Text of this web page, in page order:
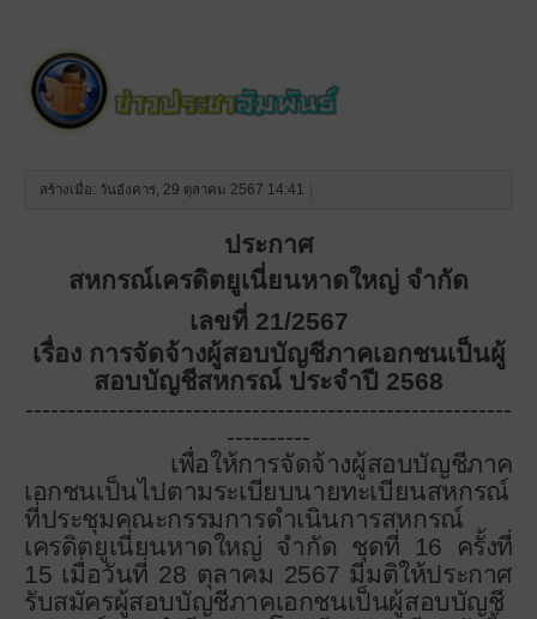
สร้างเมื่อ: วันอังคาร, 29 ตุลาคม 2567 14:41
ประกาศ
สหกรณ์เครดิตยูเนี่ยนหาดใหญ่ จำกัด
เลขที่ 21/2567
เรื่อง การจัดจ้างผู้สอบบัญชีภาคเอกชนเป็นผู้
สอบบัญชีสหกรณ์ ประจำปี 2568
----------------------------------------------------------
----------
เพื่อให้การจัดจ้างผู้สอบบัญชีภาค
เอกชนเป็นไปตามระเบียบนายทะเบียนสหกรณ์
ที่ประชุมคณะกรรมการดำเนินการสหกรณ์
เครดิตยูเนี่ยนหาดใหญ่ จำกัด ชุดที่ 16 ครั้งที่
15 เมื่อวันที่ 28 ตุลาคม 2567 มีมติให้ประกาศ
รับสมัครผู้สอบบัญชีภาคเอกชนเป็นผู้สอบบัญชี